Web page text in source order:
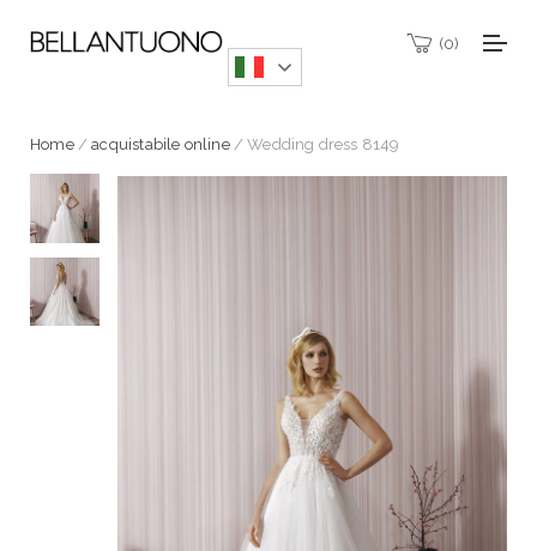
0
Home/acquistabile online/ Wedding dress 8149